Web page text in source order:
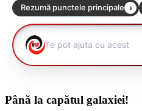
Până la capătul galaxiei!